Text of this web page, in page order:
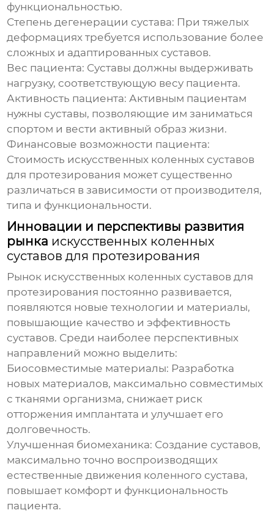
функциональностью.
Степень дегенерации сустава: При тяжелых
деформациях требуется использование более
сложных и адаптированных суставов.
Вес пациента: Суставы должны выдерживать
нагрузку, соответствующую весу пациента.
Активность пациента: Активным пациентам
нужны суставы, позволяющие им заниматься
спортом и вести активный образ жизни.
Финансовые возможности пациента:
Стоимость искусственных коленных суставов
для протезирования может существенно
различаться в зависимости от производителя,
типа и функциональности.
Инновации и перспективы развития
рынка искусственных коленных
суставов для протезирования
Рынок искусственных коленных суставов для
протезирования постоянно развивается,
появляются новые технологии и материалы,
повышающие качество и эффективность
суставов. Среди наиболее перспективных
направлений можно выделить:
Биосовместимые материалы: Разработка
новых материалов, максимально совместимых
с тканями организма, снижает риск
отторжения имплантата и улучшает его
долговечность.
Улучшенная биомеханика: Создание суставов,
максимально точно воспроизводящих
естественные движения коленного сустава,
повышает комфорт и функциональность
пациента.